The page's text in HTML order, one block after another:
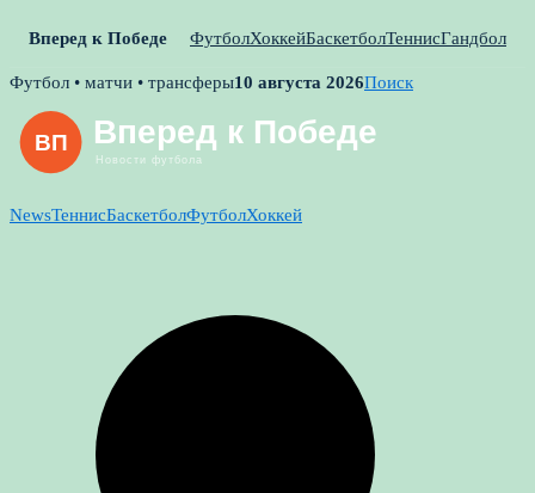
Вперед к Победе ФутболХоккейБаскетболТеннисГандбол
Skip
content
Футбол • матчи • трансферы10 августа 2026Поиск
NewsТеннисБаскетболФутболХоккей